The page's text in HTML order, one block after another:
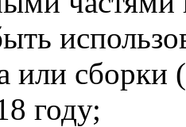
или сборки
году;